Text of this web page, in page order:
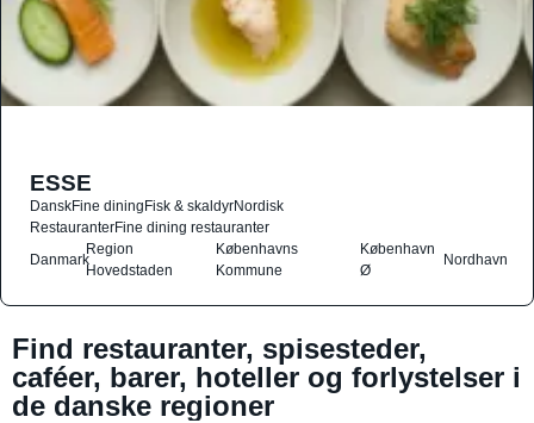
ESSE
DanskFine diningFisk & skaldyrNordisk
RestauranterFine dining restauranter
Danmark
Region
Hovedstaden
Københavns
Kommune
København
Ø
Nordhavn
Find restauranter, spisesteder,
caféer, barer, hoteller og forlystelser i
de danske regioner